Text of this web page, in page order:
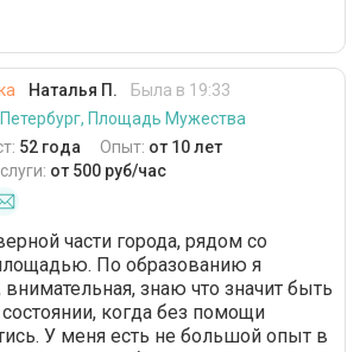
Наталья П.
Была в 19:33
Площадь Мужества
52 года Опыт: от 10 лет
от 500 руб/час
части города, рядом со
По образованию я
внимательная, знаю что значит быть
когда без помощи
У меня есть не большой опыт в